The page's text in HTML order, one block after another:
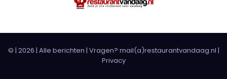
© | 2026 | Alle berichten | Vragen? mail(a)restaurantvandaag.nl |
Privacy